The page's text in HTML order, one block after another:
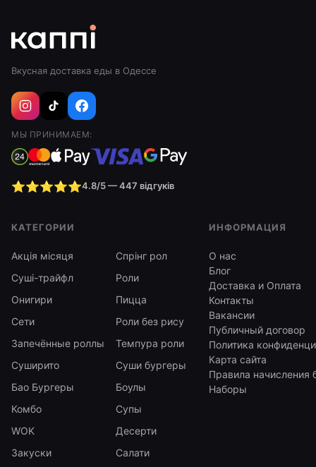
Вкусная доставка еды в Одессе
МЫ ПРИНИМАЕМ:
⭐⭐⭐⭐⭐4.8/5 — 447 відгуків
КАТЕГОРИИ
Акція місяця
Спрінг рол
Суші-трайфл
Роли
Онигири
Пицца
Сети
Роли без рису
Запечённые роллы
Темпура роли
Суширито
Суши бургеры
Бао Бургеры
Боулы
Комбо
Супы
WOK
Десерти
Закуски
Салати
ИНФОРМАЦИЯ
О нас
Блог
Доставка и Оплата
Контакты
Вакансии
Публичный договор
Политика
Карта сайта
Правила начисления
Наборы